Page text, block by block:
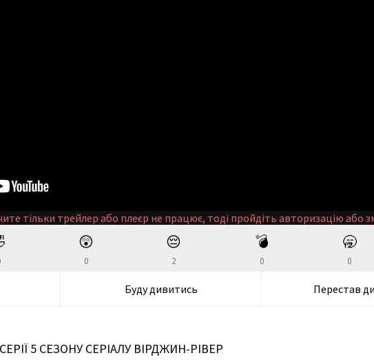
тільки трейлер або плеєр не працює, тоді пройдіть авторизацію або
😲
0
😔
2
💣
0
🥱
0
Буду дивитись Перестав
5 СЕЗОНУ СЕРІАЛУ ВІРДЖИН-РІВЕР